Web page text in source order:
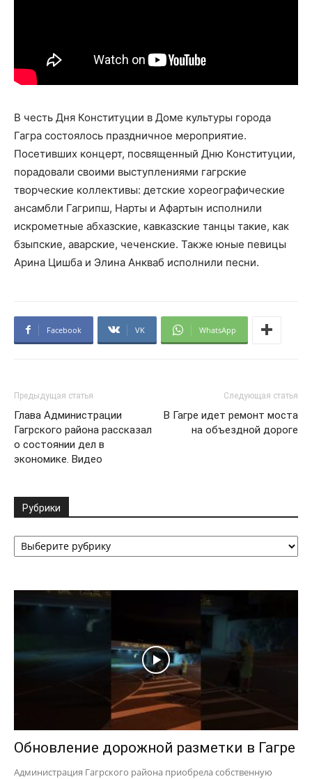
В честь Дня Конституции в Доме культуры города
Гагра состоялось праздничное мероприятие.
Посетивших концерт, посвященный Дню Конституции,
порадовали своими выступлениями гагрские
творческие коллективы: детские хореографические
ансамбли Гагрипш, Нарты и Афартын исполнили
искрометные абхазские, кавказские танцы такие, как
бзыпские, аварские, чеченские. Также юные певицы
Арина Цишба и Элина Анкваб исполнили песни.
Facebook VK WhatsApp
Предыдущая статья
Глава Администрации
Гагрского района рассказал
о состоянии дел в
экономике. Видео
Следующая статья
В Гагре идет ремонт моста
на объездной дороге
Рубрики
Рубрики
Обновление дорожной разметки в Гагре
Администрация Гагрского района приобрела собственную